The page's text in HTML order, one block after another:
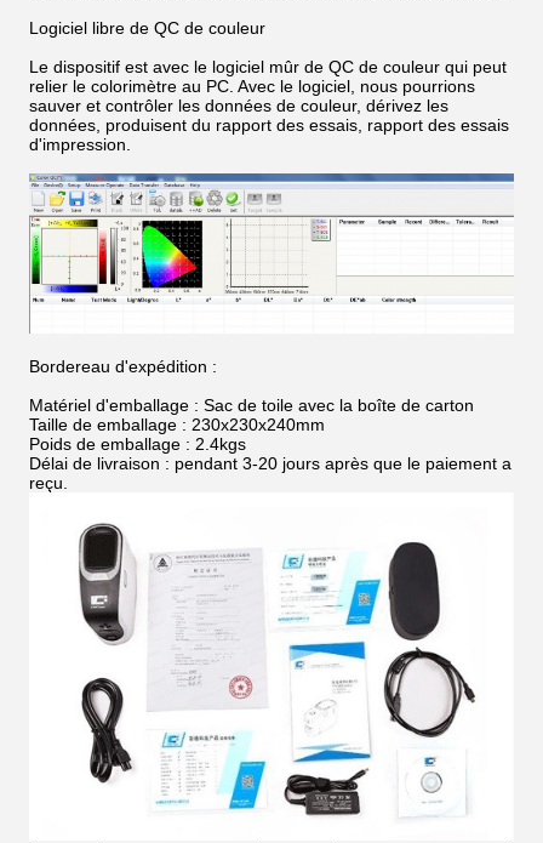
Logiciel libre de QC de couleur
Le dispositif est avec le logiciel mûr de QC de couleur qui peut
relier le colorimètre au PC. Avec le logiciel, nous pourrions
sauver et contrôler les données de couleur, dérivez les
données, produisent du rapport des essais, rapport des essais
d'impression.
Bordereau d'expédition :
Matériel d'emballage : Sac de toile avec la boîte de carton
Taille de emballage : 230x230x240mm
Poids de emballage : 2.4kgs
Délai de livraison : pendant 3-20 jours après que le paiement a
reçu.